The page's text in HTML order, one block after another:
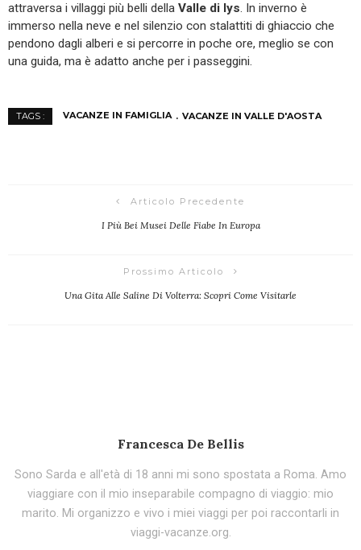
attraversa i villaggi più belli della Valle di lys. In inverno è
immerso nella neve e nel silenzio con stalattiti di ghiaccio che
pendono dagli alberi e si percorre in poche ore, meglio se con
una guida, ma è adatto anche per i passeggini.
TAGS : VACANZE IN FAMIGLIA VACANZE IN VALLE D'AOSTA
Articolo Precedente
I Più Bei Musei Delle Fiabe In Europa
Prossimo Articolo
Una Gita Alle Saline Di Volterra: Scopri Come Visitarle
Francesca De Bellis
Sono Sarda e all'età di 18 anni mi sono spostata a Roma. Amo
viaggiare con il mio inseparabile compagno di viaggio: mio
marito. Mi organizzo e vivo i miei viaggi per poi raccontarli in
viaggi-vacanze.org.